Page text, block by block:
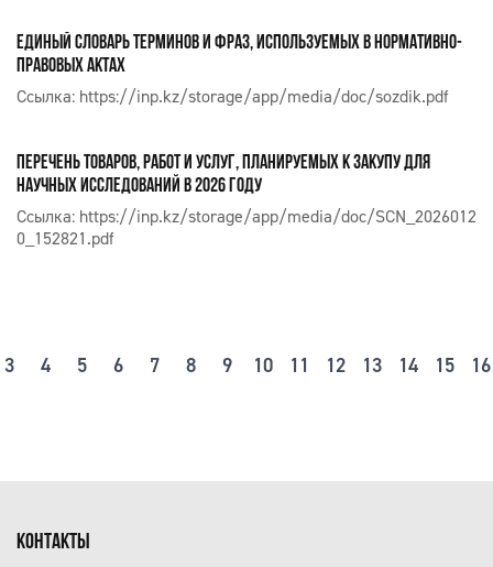
ЕДИНЫЙ СЛОВАРЬ ТЕРМИНОВ И ФРАЗ, ИСПОЛЬЗУЕМЫХ В НОРМАТИВНО-
ПРАВОВЫХ АКТАХ
Ссылка: https://inp.kz/storage/app/media/doc/sozdik.pdf
ПЕРЕЧЕНЬ ТОВАРОВ, РАБОТ И УСЛУГ, ПЛАНИРУЕМЫХ К ЗАКУПУ ДЛЯ
НАУЧНЫХ ИССЛЕДОВАНИЙ В 2026 ГОДУ
Ссылка: https://inp.kz/storage/app/media/doc/SCN_2026012
0_152821.pdf
3 4 5 6 7 8 9 10 11 12 13 14 15 16
КОНТАКТЫ